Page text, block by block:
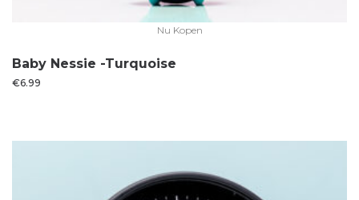
Nu Kopen
Baby Nessie -Turquoise
€6.99